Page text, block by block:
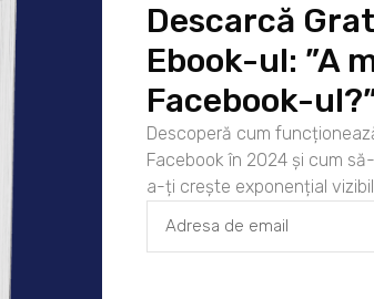
De la
până la
Dar
să
unui
Descarcă
Ebook-ul: ”A
Facebook-
Descoperă cum
Facebook în 2024 și cum
a-ți crește exponențial